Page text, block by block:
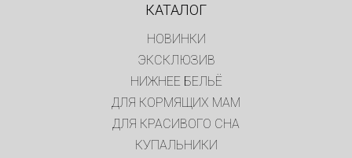
КАТАЛОГ
НОВИНКИ
ЭКСКЛЮЗИВ
НИЖНЕЕ БЕЛЬЁ
ДЛЯ КОРМЯЩИХ МАМ
ДЛЯ КРАСИВОГО СНА
КУПАЛЬНИКИ